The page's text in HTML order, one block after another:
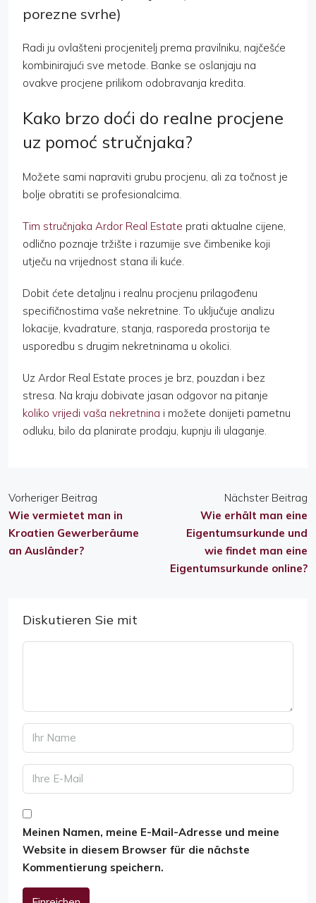
porezne svrhe)
Radi ju ovlašteni procjenitelj prema pravilniku, najčešće
kombinirajući sve metode. Banke se oslanjaju na
ovakve procjene prilikom odobravanja kredita.
Kako brzo doći do realne procjene
uz pomoć stručnjaka?
Možete sami napraviti grubu procjenu, ali za točnost je
bolje obratiti se profesionalcima.
Tim stručnjaka Ardor Real Estate prati aktualne cijene,
odlično poznaje tržište i razumije sve čimbenike koji
utječu na vrijednost stana ili kuće.
Dobit ćete detaljnu i realnu procjenu prilagođenu
specifičnostima vaše nekretnine. To uključuje analizu
lokacije, kvadrature, stanja, rasporeda prostorija te
usporedbu s drugim nekretninama u okolici.
Uz Ardor Real Estate proces je brz, pouzdan i bez
stresa. Na kraju dobivate jasan odgovor na pitanje
koliko vrijedi vaša nekretnina i možete donijeti pametnu
odluku, bilo da planirate prodaju, kupnju ili ulaganje.
Vorheriger Beitrag
Wie vermietet man in
Kroatien Gewerberäume
an Ausländer?
Nächster Beitrag
Wie erhält man eine
Eigentumsurkunde und
wie findet man eine
Eigentumsurkunde online?
Diskutieren Sie mit
Meinen Namen, meine E-Mail-Adresse und meine
Website in diesem Browser für die nächste
Kommentierung speichern.